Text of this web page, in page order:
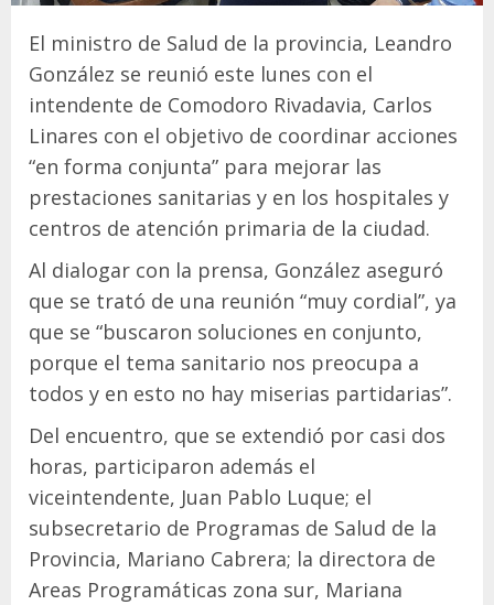
El ministro de Salud de la provincia, Leandro
González se reunió este lunes con el
intendente de Comodoro Rivadavia, Carlos
Linares con el objetivo de coordinar acciones
“en forma conjunta” para mejorar las
prestaciones sanitarias y en los hospitales y
centros de atención primaria de la ciudad.
Al dialogar con la prensa, González aseguró
que se trató de una reunión “muy cordial”, ya
que se “buscaron soluciones en conjunto,
porque el tema sanitario nos preocupa a
todos y en esto no hay miserias partidarias”.
Del encuentro, que se extendió por casi dos
horas, participaron además el
viceintendente, Juan Pablo Luque; el
subsecretario de Programas de Salud de la
Provincia, Mariano Cabrera; la directora de
Areas Programáticas zona sur, Mariana